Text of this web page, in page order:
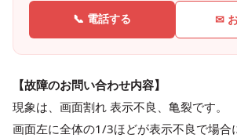
📞 電話する ✉
【故障のお問い合わせ内容】
現象は、画面割れ 表示不良、亀裂です。
画面左に全体の1/3ほどが表示不良で場合